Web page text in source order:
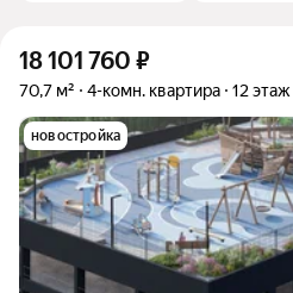
18 101 760 ₽
70,7 м² 4-комн. квартира 12 этаж
новостройка